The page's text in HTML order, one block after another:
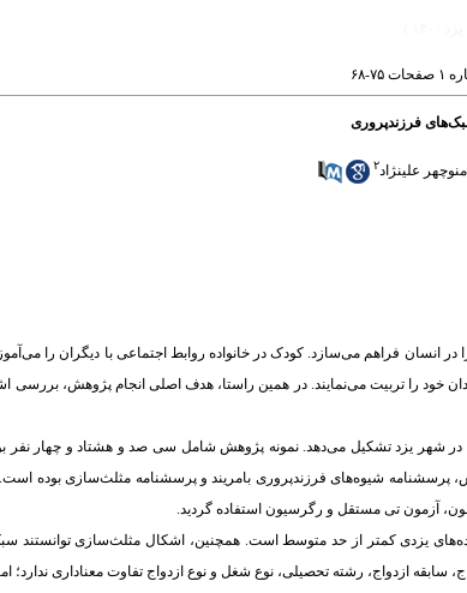
فرزندپروری
منوچهر علینژاد۲
انسان فراهم می‌سازد. کودک در خانواده روابط اجتماعی با دیگران را
خود را تربیت می‌نمایند. در همین راستا، هدف اصلی انجام پژوهش،
در شهر یزد تشکیل می‌دهد. نمونه پژوهش شامل سی صد و هشتاد و چهار نفر
پرسشنامه شیوه‌های فرزندپروری بامریند و پرسشنامه مثلث‌سازی بوده
آزمون تی مستقل و رگرسیون استفاده گردید.
یزدی کمتر از حد متوسط است. همچنین، اشکال مثلث‌سازی توانستند
سابقه ازدواج، رشته تحصیلی، نوع شغل و نوع ازدواج تفاوت معناداری